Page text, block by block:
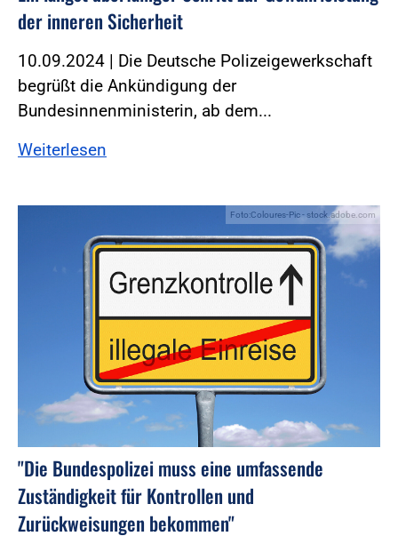
der inneren Sicherheit
10.09.2024 | Die Deutsche Polizeigewerkschaft
begrüßt die Ankündigung der
Bundesinnenministerin, ab dem...
Weiterlesen
Foto:Coloures-Pic - stock.adobe.com
"Die Bundespolizei muss eine umfassende
Zuständigkeit für Kontrollen und
Zurückweisungen bekommen"